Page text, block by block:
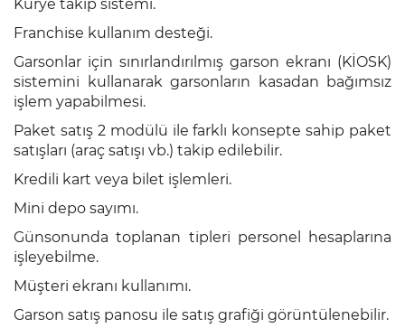
Kurye takip sistemi.
Franchise kullanım desteği.
Garsonlar için sınırlandırılmış garson ekranı (KİOSK)
sistemini kullanarak garsonların kasadan bağımsız
işlem yapabilmesi.
Paket satış 2 modülü ile farklı konsepte sahip paket
satışları (araç satışı vb.) takip edilebilir.
Kredili kart veya bilet işlemleri.
Mini depo sayımı.
Günsonunda toplanan tipleri personel hesaplarına
işleyebilme.
Müşteri ekranı kullanımı.
Garson satış panosu ile satış grafiği görüntülenebilir.